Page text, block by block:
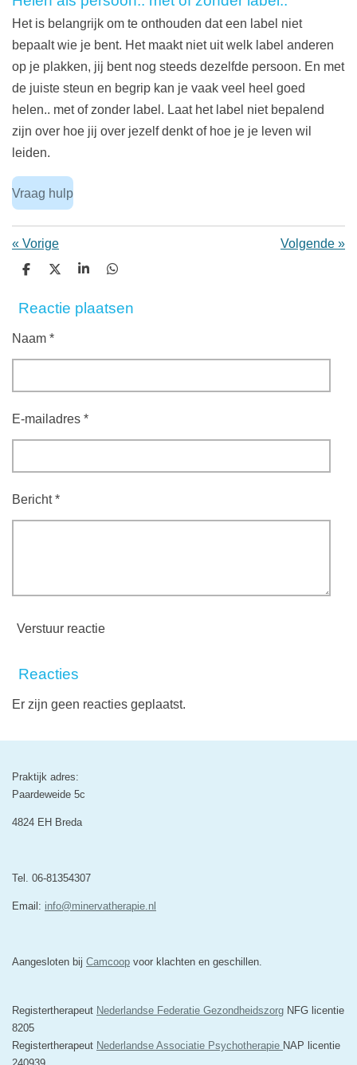
Het is belangrijk om te onthouden dat een label niet
bepaalt wie je bent. Het maakt niet uit welk label anderen
op je plakken, jij bent nog steeds dezelfde persoon. En met
de juiste steun en begrip kan je vaak veel heel goed
helen.. met of zonder label. Laat het label niet bepalend
zijn over hoe jij over jezelf denkt of hoe je je leven wil
leiden.
Vraag hulp
« Vorige Volgende »
D
e
D
e
l
S
a
r
D
e
Reactie plaatsen
Naam *
E-mailadres *
Bericht *
Verstuur reactie
Reacties
Er zijn geen reacties geplaatst.
Praktijk adres:
Paardeweide 5c
4824 EH Breda
Tel. 06-81354307
Email: info@minervatherapie.nl
Aangesloten bij Camcoop voor klachten en geschillen.
Registertherapeut Nederlandse Federatie Gezondheidszorg NFG licentie
8205
Registertherapeut Nederlandse Associatie Psychotherapie NAP licentie